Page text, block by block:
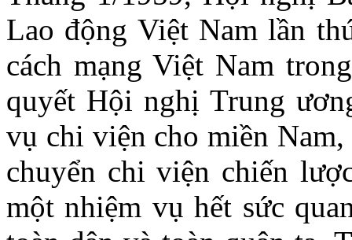
Lao động Việt Nam lần
cách mạng Việt Nam
quyết Hội nghị Trung
vụ chi viện cho miền
chuyển chi viện chiến
một nhiệm vụ hết sức